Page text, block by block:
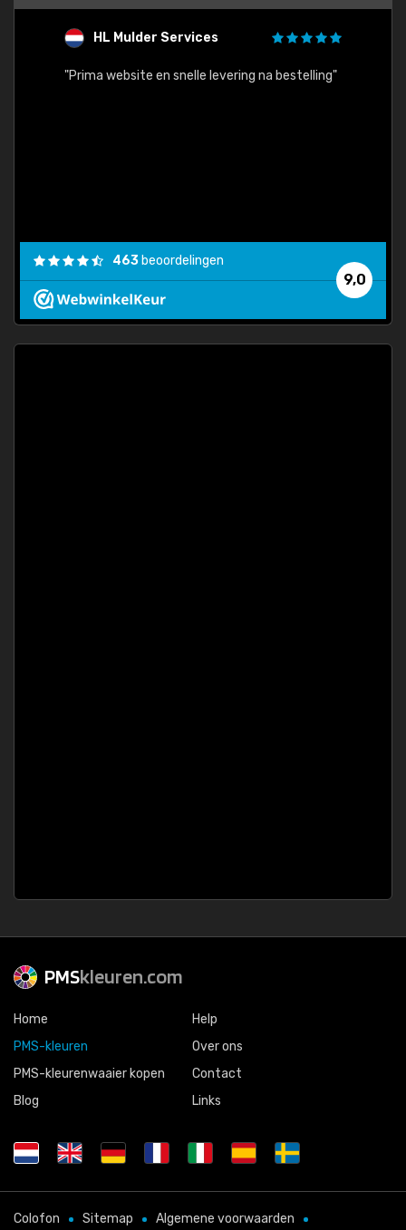
HL Mulder Services
"Prima website en snelle levering na bestelling"
9,0
463 beoordelingen
PMSkleuren.com
Home
PMS-kleuren
PMS-kleurenwaaier kopen
Blog
Help
Over ons
Contact
Links
Colofon Sitemap Algemene voorwaarden